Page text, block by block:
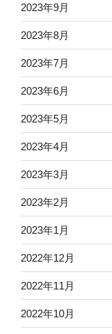
2023年9月
2023年8月
2023年7月
2023年6月
2023年5月
2023年4月
2023年3月
2023年2月
2023年1月
2022年12月
2022年11月
2022年10月